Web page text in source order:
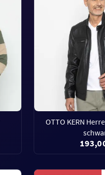
OTTO KERN